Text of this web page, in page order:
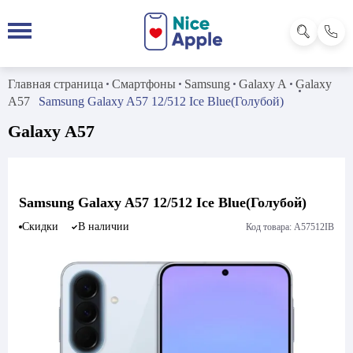
Главная страница Смартфоны Samsung Galaxy A
Galaxy
A57
Samsung Galaxy A57 12/512 Ice Blue(Голубой)
Galaxy A57
Samsung Galaxy A57 12/512 Ice Blue(Голубой)
Скидки В наличии Код товара: A57512IB